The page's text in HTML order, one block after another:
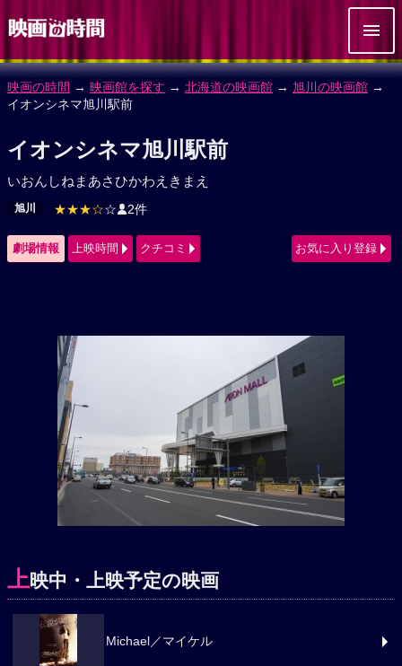
映画の時間 → 映画館を探す → 北海道の映画館 → 旭川の映画館 →
イオンシネマ旭川駅前
イオンシネマ旭川駅前
いおんしねまあさひかわえきまえ
旭川 ★★★☆☆ 2件
劇場情報 上映時間 クチコミ お気に入り登録
上映中・上映予定の映画
Michael／マイケル